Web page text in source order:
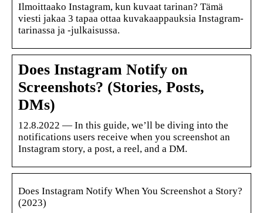
Ilmoittaako Instagram, kun kuvaat tarinan? Tämä
viesti jakaa 3 tapaa ottaa kuvakaappauksia Instagram-
tarinassa ja -julkaisussa.
Does Instagram Notify on
Screenshots? (Stories, Posts,
DMs)
12.8.2022 — In this guide, we’ll be diving into the
notifications users receive when you screenshot an
Instagram story, a post, a reel, and a DM.
Does Instagram Notify When You Screenshot a Story?
(2023)